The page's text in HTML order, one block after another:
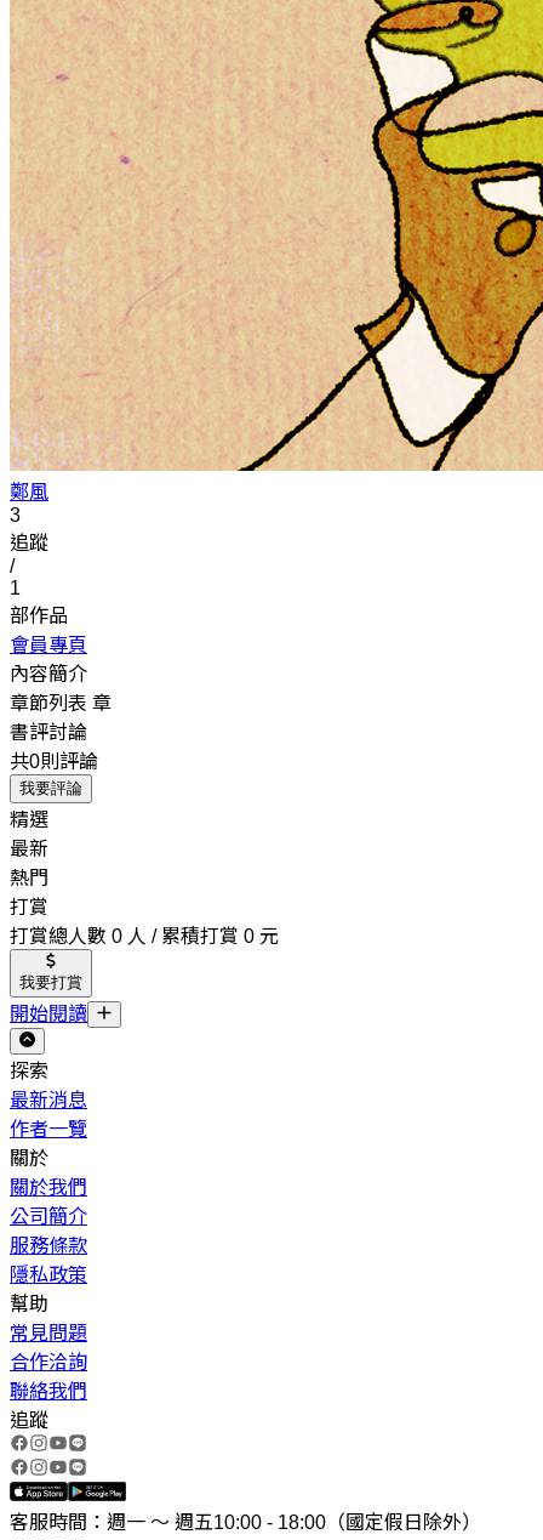
鄭風
3
追蹤
/
1
部作品
會員專頁
內容簡介
章節列表 章
書評討論
共0則評論
我要評論
精選
最新
熱門
打賞
打賞總人數 0 人 / 累積打賞 0 元
我要打賞
開始閱讀
探索
最新消息
作者一覽
關於
關於我們
公司簡介
服務條款
隱私政策
幫助
常見問題
合作洽詢
聯絡我們
追蹤
客服時間：週一 ～ 週五10:00 - 18:00（國定假日除外）